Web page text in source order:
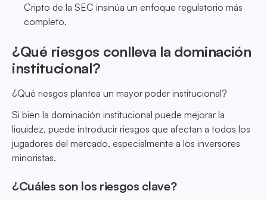
Cripto de la SEC insinúa un enfoque regulatorio más
completo.
¿Qué riesgos conlleva la dominación
institucional?
¿Qué riesgos plantea un mayor poder institucional?
Si bien la dominación institucional puede mejorar la
liquidez, puede introducir riesgos que afectan a todos los
jugadores del mercado, especialmente a los inversores
minoristas.
¿Cuáles son los riesgos clave?